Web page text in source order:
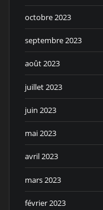
octobre 2023
septembre 2023
août 2023
juillet 2023
juin 2023
mai 2023
avril 2023
mars 2023
février 2023